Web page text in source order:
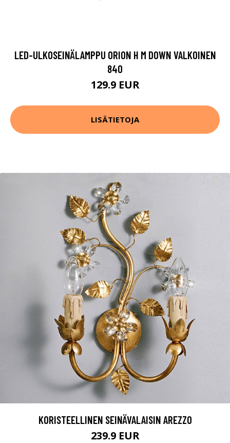
LED-ULKOSEINÄLAMPPU ORION H M DOWN VALKOINEN
840
129.9 EUR
LISÄTIETOJA
KORISTEELLINEN SEINÄVALAISIN AREZZO
239.9 EUR